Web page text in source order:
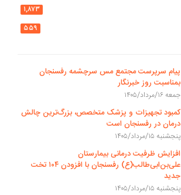
۱,۸۷۳
۵۵۹
پیام سرپرست مجتمع مس سرچشمه رفسنجان
بمناسبت روز خبرنگار
جمعه ۱۶/مرداد/۱۴۰۵
کمبود تجهیزات و پزشک متخصص، بزرگ‌ترین چالش
درمان در رفسنجان است
پنجشنبه ۱۵/مرداد/۱۴۰۵
افزایش ظرفیت درمانی بیمارستان
علی‌بن‌ابی‌طالب(ع) رفسنجان با افزودن ۱۰۴ تخت
جدید
پنجشنبه ۱۵/مرداد/۱۴۰۵